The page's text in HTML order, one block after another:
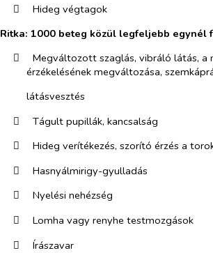
​
Hideg végtagok
Ritka: 1000 beteg közül legfeljebb egynél
​
Megváltozott szaglás, vibráló látás, a
érzékelésének megváltozása,
látásvesztés
​
Tágult pupillák, kancsalság
​
Hideg verítékezés, szorító érzés a
​
Hasnyálmirigy-gyulladás
​
Nyelési nehézség
​
Lomha vagy renyhe testmozgások
​
Írászavar